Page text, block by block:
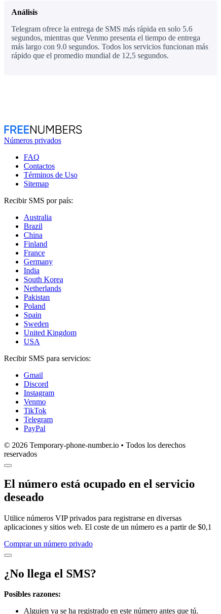
Análisis
Telegram ofrece la entrega de SMS más rápida en solo 5.6
segundos, mientras que Venmo presenta el tiempo de entrega
más largo con 9.0 segundos. Todos los servicios funcionan más
rápido que el promedio mundial de 12,5 segundos.
Números privados
FAQ
Contactos
Términos de Uso
Sitemap
Recibir SMS por país:
Australia
Brazil
China
Finland
France
Germany
India
South Korea
Netherlands
Pakistan
Poland
Spain
Sweden
United Kingdom
USA
Recibir SMS para servicios:
Gmail
Discord
Instagram
Venmo
TikTok
Telegram
PayPal
© 2026 Temporary-phone-number.io • Todos los derechos
reservados
El número está ocupado en el servicio
deseado
Utilice números VIP privados para registrarse en diversas
aplicaciones y sitios web. El coste de un número es a partir de $0,1
Comprar un número privado
¿No llega el SMS?
Posibles razones:
Alguien ya se ha registrado en este número antes que tú.